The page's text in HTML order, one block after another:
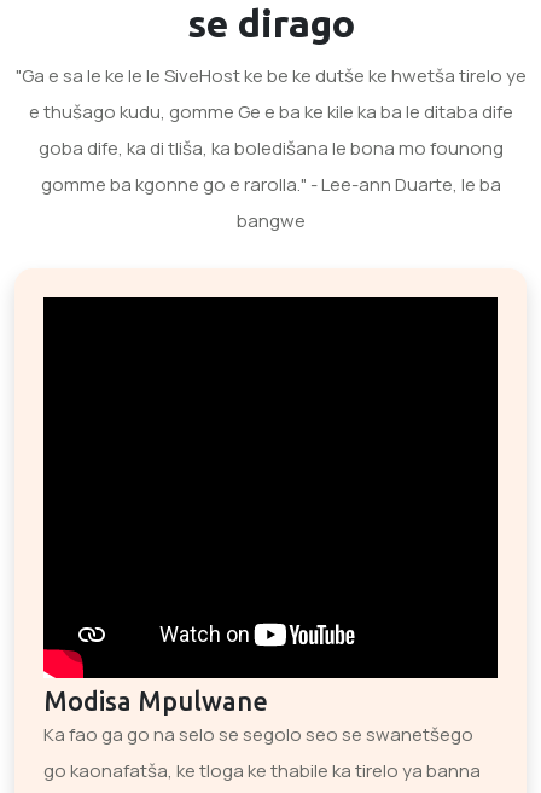
se dirago
"Ga e sa le ke le le SiveHost ke be ke dutše ke hwetša tirelo ye
e thušago kudu, gomme Ge e ba ke kile ka ba le ditaba dife
goba dife, ka di tliša, ka boledišana le bona mo founong
gomme ba kgonne go e rarolla." - Lee-ann Duarte, le ba
bangwe
Modisa Mpulwane
Ka fao ga go na selo se segolo seo se swanetšego
go kaonafatša, ke tloga ke thabile ka tirelo ya banna